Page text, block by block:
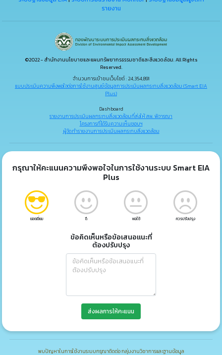
รายงาน
©2022 - สำนักงานนโยบายและแผนทรัพยากรธรรมชาติและสิ่งแวดล้อม. All Rights
Reserved.
จำนวนการเข้าชมเว็บไซต์ : 24,354,891
แบบประเมินความพึงพอใจต่อการใช้งานศูนย์ข้อมูลการประเมินผลกระทบสิ่งแวดล้อม (Smart EIA
Plus)
Dashboard
รายงานการประเมินผลกระทบสิ่งแวดล้อมที่ส่งให้ สผ. พิจารณา
โครงการที่ได้รับความเห็นชอบฯ
ผู้จัดทำรายงานการประเมินผลกระทบสิ่งแวดล้อม
กรุณาให้คะแนนความพึงพอใจในการใช้งานระบบ Smart EIA
Plus
ยอดเยี่ยม ดี พอใช้ ควรปรับปรุง
ข้อคิดเห็นหรือข้อเสนอแนะที่
ต้องปรับปรุง
ส่งผลการให้คะแนน
พบปัญหาในการใช้งานระบบกรุณาติดต่อ กลุ่มงานวิชาการและฐานข้อมูล